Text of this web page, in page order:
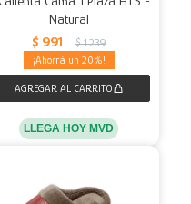
Natural
$ 991 $ 1.239
20
LLEGA HOY MVD